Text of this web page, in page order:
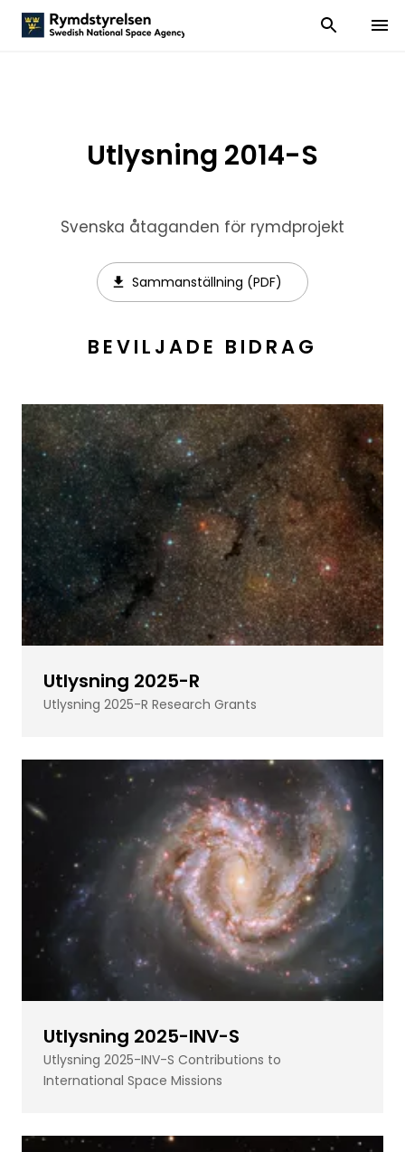
Visa och dölj
Visa
Utlysning 2014-S
Svenska åtaganden för rymdprojekt
Sammanställning (PDF)
BEVILJADE BIDRAG
Utlysning 2025-R
Utlysning 2025-R Research Grants
Utlysning 2025-INV-S
Utlysning 2025-INV-S Contributions to
International Space Missions